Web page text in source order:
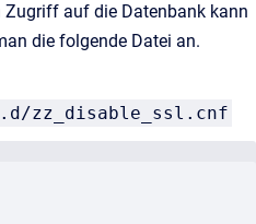
Zugriff auf die Datenbank kann
die folgende Datei an.
zz_disable_ssl.cnf